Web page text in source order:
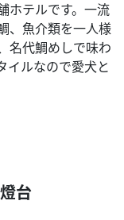
ホテルです。一流
、魚介類を一人様
名代鯛めしで味わ
イルなので愛犬と
台